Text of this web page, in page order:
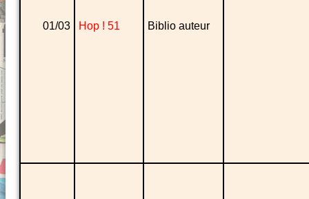
01/03 Hop ! 51 Biblio auteur